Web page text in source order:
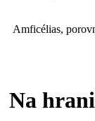
Amficélias,
Na